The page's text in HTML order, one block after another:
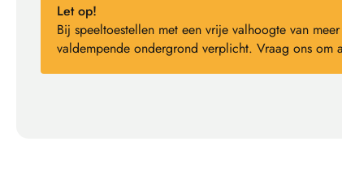
Let op!
Bij speeltoestellen met een vrije valhoogte van
valdempende ondergrond verplicht. Vraag ons om